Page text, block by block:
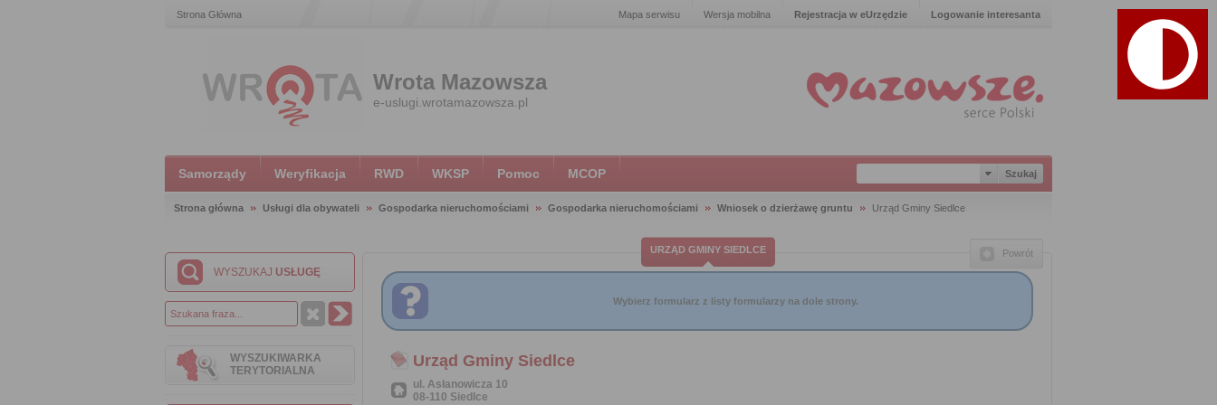
Strona Główna Mapa serwisu Wersja mobilna Rejestracja w eUrzędzie Logowanie interesanta
Wrota Mazowsza
e-uslugi.wrotamazowsza.pl
Samorządy Weryfikacja RWD WKSP Pomoc MCOP
Strona główna Usługi dla obywateli Gospodarka nieruchomościami Gospodarka nieruchomościami Wniosek o dzierżawę gruntu Urząd Gminy Siedlce
WYSZUKAJ USŁUGĘ
WYSZUKIWARKA
TERYTORIALNA
URZĄD GMINY SIEDLCE Powrót
Wybierz formularz z listy formularzy na dole strony.
Urząd Gminy Siedlce
ul. Asłanowicza 10
08-110 Siedlce